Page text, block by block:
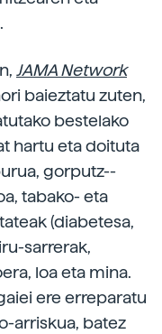
JAMA Network
baieztatu zuten,
bestelako
hartu eta doituta
gorputz-­
tabako- eta
(diabetesa,
sarrerak,
loa eta mina.
ere erreparatu
arriskua, batez